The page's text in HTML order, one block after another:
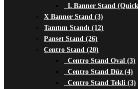
L Banner Stand
X Banner Stand (3)
Tanıtım Standı (12)
Panset Stand (26)
Centro Stand (20)
Centro Stand Oval (3)
Centro Stand Düz (4)
Centro Stand Tekli (3)